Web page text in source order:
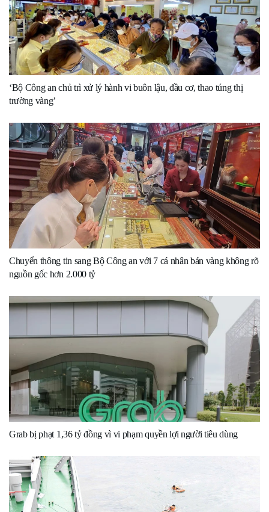
‘Bộ Công an chủ trì xử lý hành vi buôn lậu, đầu cơ, thao túng thị
trường vàng’
Chuyển thông tin sang Bộ Công an với 7 cá nhân bán vàng không rõ
nguồn gốc hơn 2.000 tỷ
Grab bị phạt 1,36 tỷ đồng vì vi phạm quyền lợi người tiêu dùng